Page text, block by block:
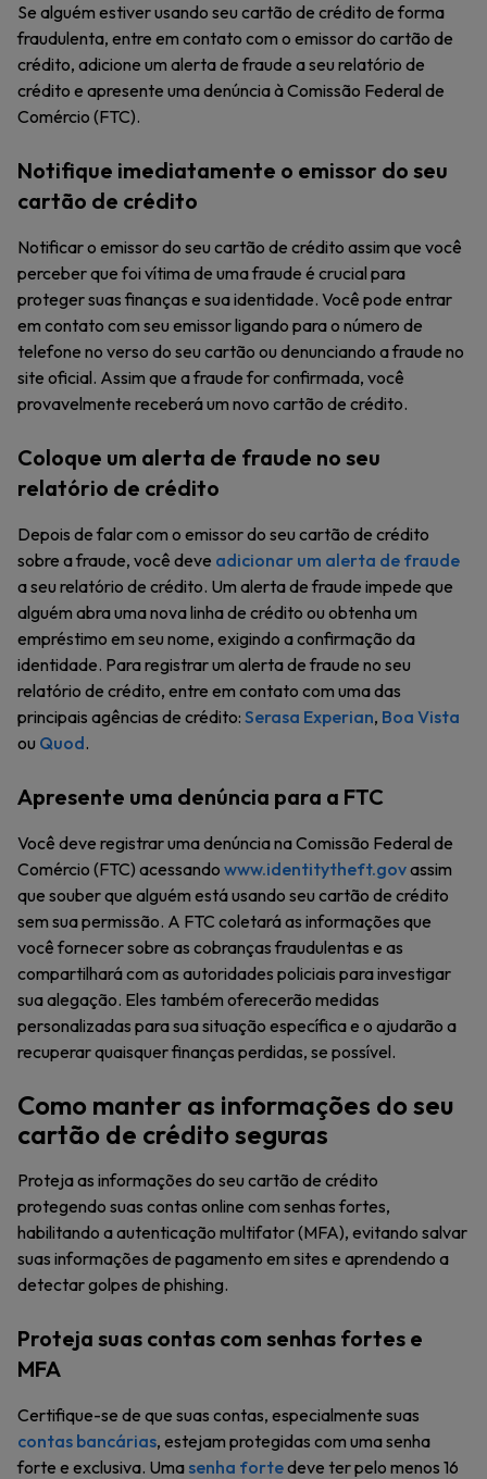
Se alguém estiver usando seu cartão de crédito de forma
fraudulenta, entre em contato com o emissor do cartão de
crédito, adicione um alerta de fraude a seu relatório de
crédito e apresente uma denúncia à Comissão Federal de
Comércio (FTC).
Notifique imediatamente o emissor do seu
cartão de crédito
Notificar o emissor do seu cartão de crédito assim que você
perceber que foi vítima de uma fraude é crucial para
proteger suas finanças e sua identidade. Você pode entrar
em contato com seu emissor ligando para o número de
telefone no verso do seu cartão ou denunciando a fraude no
site oficial. Assim que a fraude for confirmada, você
provavelmente receberá um novo cartão de crédito.
Coloque um alerta de fraude no seu
relatório de crédito
Depois de falar com o emissor do seu cartão de crédito
sobre a fraude, você deve adicionar um alerta de fraude
a seu relatório de crédito. Um alerta de fraude impede que
alguém abra uma nova linha de crédito ou obtenha um
empréstimo em seu nome, exigindo a confirmação da
identidade. Para registrar um alerta de fraude no seu
relatório de crédito, entre em contato com uma das
principais agências de crédito: Serasa Experian, Boa Vista
ou Quod.
Apresente uma denúncia para a FTC
Você deve registrar uma denúncia na Comissão Federal de
Comércio (FTC) acessando www.identitytheft.govassim
que souber que alguém está usando seu cartão de crédito
sem sua permissão. A FTC coletará as informações que
você fornecer sobre as cobranças fraudulentas e as
compartilhará com as autoridades policiais para investigar
sua alegação. Eles também oferecerão medidas
personalizadas para sua situação específica e o ajudarão a
recuperar quaisquer finanças perdidas, se possível.
Como manter as informações do seu
cartão de crédito seguras
Proteja as informações do seu cartão de crédito
protegendo suas contas online com senhas fortes,
habilitando a autenticação multifator (MFA), evitando salvar
suas informações de pagamento em sites e aprendendo a
detectar golpes de phishing.
Proteja suas contas com senhas fortes e
MFA
Certifique-se de que suas contas, especialmente suas
contas bancárias, estejam protegidas com uma senha
forte e exclusiva. Uma senha fortedeve ter pelo menos 16